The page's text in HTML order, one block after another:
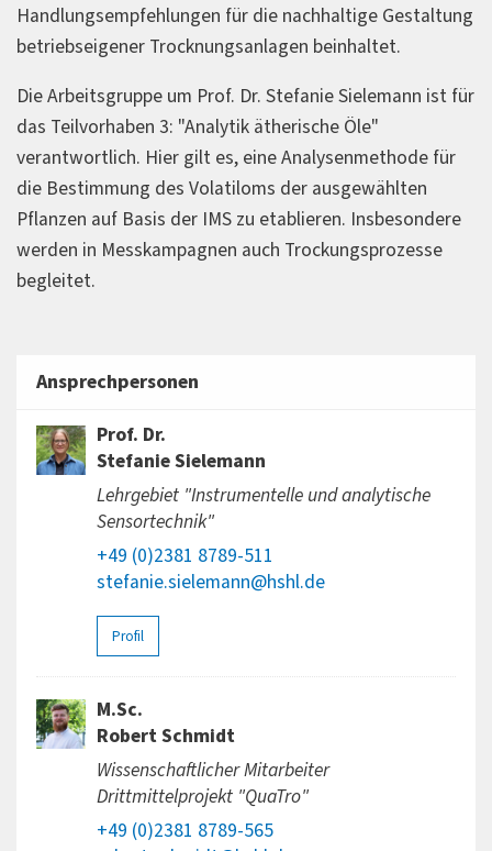
Handlungsempfehlungen für die nachhaltige Gestaltung
betriebseigener Trocknungsanlagen beinhaltet.
Die Arbeitsgruppe um Prof. Dr. Stefanie Sielemann ist für
das Teilvorhaben 3: "Analytik ätherische Öle"
verantwortlich. Hier gilt es, eine Analysenmethode für
die Bestimmung des Volatiloms der ausgewählten
Pflanzen auf Basis der IMS zu etablieren. Insbesondere
werden in Messkampagnen auch Trockungsprozesse
begleitet.
Ansprechpersonen
Prof. Dr.
Stefanie Sielemann
Lehrgebiet "Instrumentelle und analytische
Sensortechnik"
+49 (0)2381 8789-511
stefanie.sielemann@hshl.de
Profil
M.Sc.
Robert Schmidt
Wissenschaftlicher Mitarbeiter
Drittmittelprojekt "QuaTro"
+49 (0)2381 8789-565